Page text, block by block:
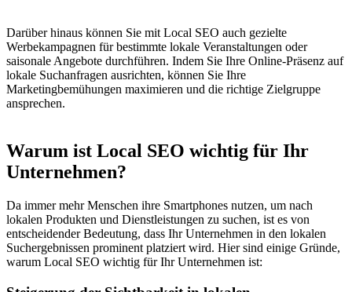
Darüber hinaus können Sie mit Local SEO auch gezielte
Werbekampagnen für bestimmte lokale Veranstaltungen oder
saisonale Angebote durchführen. Indem Sie Ihre Online-Präsenz auf
lokale Suchanfragen ausrichten, können Sie Ihre
Marketingbemühungen maximieren und die richtige Zielgruppe
ansprechen.
Warum ist Local SEO wichtig für Ihr
Unternehmen?
Da immer mehr Menschen ihre Smartphones nutzen, um nach
lokalen Produkten und Dienstleistungen zu suchen, ist es von
entscheidender Bedeutung, dass Ihr Unternehmen in den lokalen
Suchergebnissen prominent platziert wird. Hier sind einige Gründe,
warum Local SEO wichtig für Ihr Unternehmen ist: